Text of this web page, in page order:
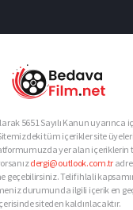
5651 Sayılı Kanun uyarınca
tüm içerikler site
yer alan içeriklerin
dergi@outlook.com.tr
geçebilirsiniz. Telif ihlali
durumunda ilgili içerik en
siteden kaldırılacaktır.